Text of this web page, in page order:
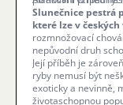
Slunečnice pestrá
které lze v
rozmnožovací
nepůvodní druh
Její příběh je
ryby nemusí být
exoticky a nevinně,
životaschopnou